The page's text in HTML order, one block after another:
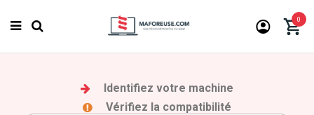
0
Identifiez votre machine
Vérifiez la compatibilité